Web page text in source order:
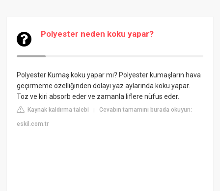
Polyester neden koku yapar?
Polyester Kumaş koku yapar mı? Polyester kumaşların hava
geçirmeme özelliğinden dolayı yaz aylarında koku yapar.
Toz ve kiri absorb eder ve zamanla liflere nüfus eder.
Kaynak kaldırma talebi |Cevabın tamamını burada okuyun:
eskil.com.tr